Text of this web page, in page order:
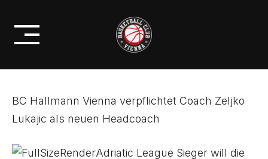
content
ZELJKO LUKAJIC ALS NEUEN
HEADCOACH!
BC Hallmann Vienna verpflichtet Coach Zeljko
Lukajic als neuen Headcoach
Adriatic League Sieger will die